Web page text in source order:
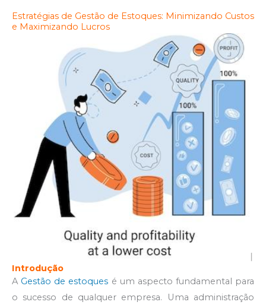
Estratégias de Gestão de Estoques: Minimizando Custos
e Maximizando Lucros
Introdução
A Gestão de estoques é um aspecto fundamental para
o sucesso de qualquer empresa. Uma administração